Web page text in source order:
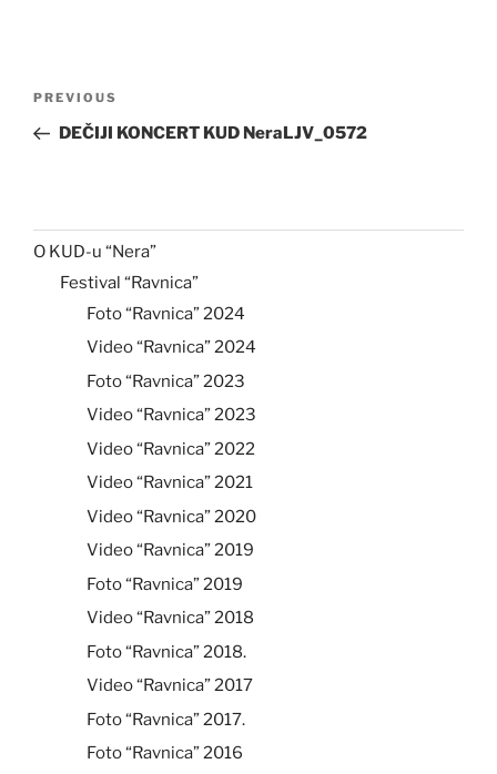
navigation
Previous
Post
PREVIOUS
DEČIJI KONCERT KUD NeraLJV_0572
O KUD-u “Nera”
Festival “Ravnica”
Foto “Ravnica” 2024
Video “Ravnica” 2024
Foto “Ravnica” 2023
Video “Ravnica” 2023
Video “Ravnica” 2022
Video “Ravnica” 2021
Video “Ravnica” 2020
Video “Ravnica” 2019
Foto “Ravnica” 2019
Video “Ravnica” 2018
Foto “Ravnica” 2018.
Video “Ravnica” 2017
Foto “Ravnica” 2017.
Foto “Ravnica” 2016